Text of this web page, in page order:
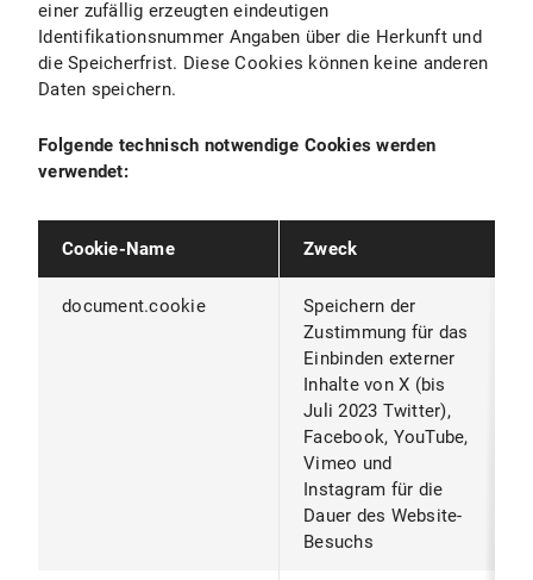
einer zufällig erzeugten eindeutigen
Identifikationsnummer Angaben über die Herkunft und
die Speicherfrist. Diese Cookies können keine anderen
Daten speichern.
Folgende technisch notwendige Cookies werden
verwendet:
Cookie-Name Zweck
document.cookie
Speichern der
Zustimmung für das
Einbinden externer
Inhalte von X (bis
Juli 2023 Twitter),
Facebook, YouTube,
Vimeo und
Instagram für die
Dauer des Website-
Besuchs